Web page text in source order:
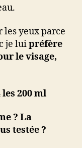
les yeux parce
je luipréfère
le visage,
les 200 ml
? La
testée ?